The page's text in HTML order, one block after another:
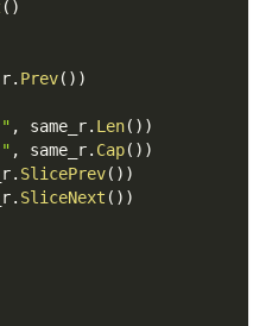
( )
r. Prev( ) )
, same_r. Len( ) )
, same_r. Cap( ) )
. SlicePrev( ) )
. SliceNext ( ) )